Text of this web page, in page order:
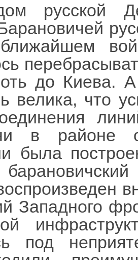
русской
до Киева.
велика, что
в районе
была
Западного
под